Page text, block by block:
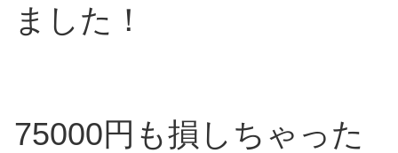
ました！
75000円も損しちゃった